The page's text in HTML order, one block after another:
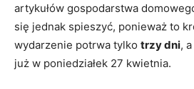
artykułów gospodarstwa
się jednak spieszyć, ponieważ to
wydarzenie potrwa tylko trzy dni,
już w poniedziałek 27 kwietnia.